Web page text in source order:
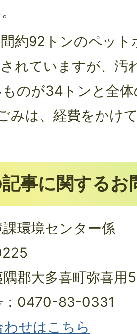
約92トンのペッ
れていますが、汚
のが34トンと全
みは、経費をかけ
事に関するお
環境センター係
郡大多喜町弥喜用
：0470-83-0331
わせはこちら